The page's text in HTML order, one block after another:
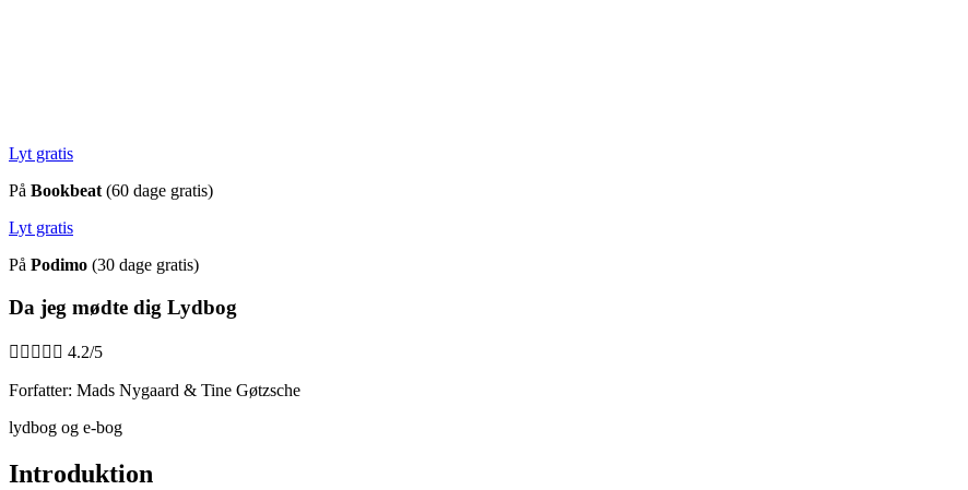
Lyt gratis
På Bookbeat (60 dage gratis)
Lyt gratis
På Podimo (30 dage gratis)
Da jeg mødte dig Lydbog
     4.2/5
Forfatter: Mads Nygaard & Tine Gøtzsche
lydbog og e-bog
Introduktion